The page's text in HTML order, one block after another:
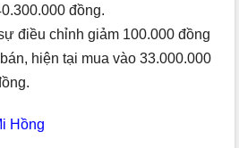
đồng.
điều chỉnh giảm 100.000 đồng
hiện tại mua vào 33.000.000
Hồng